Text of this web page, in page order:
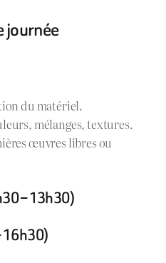
journée
du matériel.
mélanges, textures.
œuvres libres ou
– 13h30)